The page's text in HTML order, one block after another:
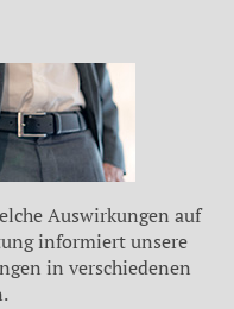
Auswirkungen auf
informiert unsere
in verschiedenen